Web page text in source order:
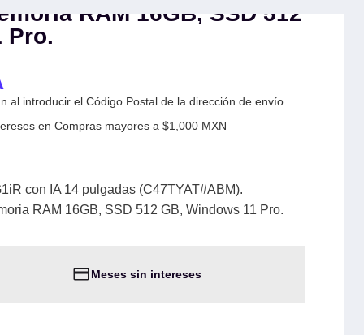
RAM 16GB, SSD 512
Pro.
al introducir el Código Postal de la dirección de envío
en Compras mayores a $1,000 MXN
con IA 14 pulgadas (C47TYAT#ABM).
RAM 16GB, SSD 512 GB, Windows 11 Pro.
Meses sin intereses